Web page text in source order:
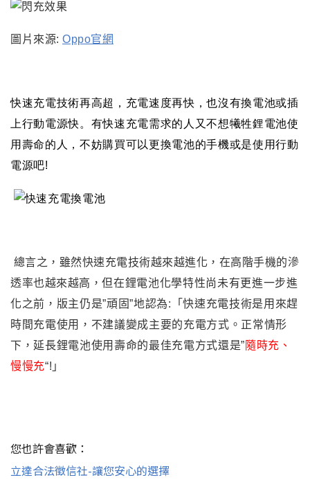
圖片來源: Oppo官網
快速充電技術再高超 ， 充電速度再快 ，也沒有換電池或插
上行動電源快。 有快速充電需求的人又不想犧牲鋰電池使
用壽命的人 ，不妨購買可以更換電池的手機或是使用行動
電源吧!
總言之 ， 雖然快速充電技術越來越進化 ，在高階手機的滲
透率也越來越高 ，但在鋰電池化學特性尚未有更進一步進
化之前 ，版主仍是”頑固”地認為: 「快速充電技術是用來趕
時間充電使用 ，不建議變成主要的充電方式 。正常情形
下 ，延長鋰電池使用壽命的最佳充電方式還是”隨時充 、
慢慢充“! 」
您也許會喜歡：
立達合法徵信社-讓您安心的選擇